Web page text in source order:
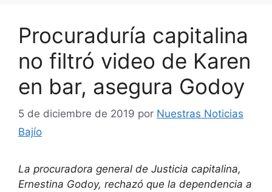
Procuraduría capitalina
no filtró video de Karen
en bar, asegura Godoy
5 de diciembre de 2019 por Nuestras Noticias
Bajío
La procuradora general de Justicia capitalina,
Ernestina Godoy, rechazó que la dependencia a